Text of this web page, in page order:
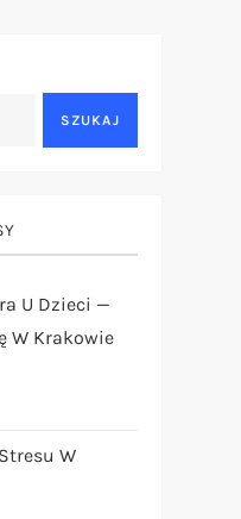
SZUKAJ
U Dzieci —
W Krakowie
W